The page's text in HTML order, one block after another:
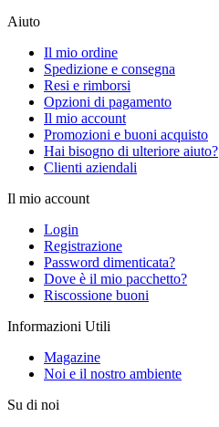
Aiuto
Il mio ordine
Spedizione e consegna
Resi e rimborsi
Opzioni di pagamento
Il mio account
Promozioni e buoni acquisto
Hai bisogno di ulteriore aiuto?
Clienti aziendali
Il mio account
Login
Registrazione
Password dimenticata?
Dove è il mio pacchetto?
Riscossione buoni
Informazioni Utili
Magazine
Noi e il nostro ambiente
Su di noi